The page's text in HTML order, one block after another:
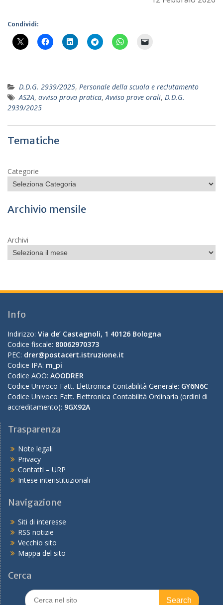
Condividi:
D.D.G. 2939/2025, Personale della scuola e reclutamento
AS2A, avviso prova pratica,Avviso prove orali, D.D.G.
2939/2025
Tematiche
Categorie
Archivio mensile
Archivi
Info
Indirizzo: Via de’ Castagnoli, 1 40126 Bologna
Codice fiscale: 80062970373
PEC: drer@postacert.istruzione.it
Codice IPA: m_pi
Codice AOO: AOODRER
Codice Univoco Fatt. Elettronica Contabilità Generale: GY6N6C
Codice Univoco Fatt. Elettronica Contabilità Ordinaria (ordini di
accreditamento): 9GX92A
Trasparenza
Note legali
Privacy
Contatti – URP
Intese interistituzionali
Navigazione
Siti di interesse
RSS notizie
Vecchio sito
Mappa del sito
Cerca
Search